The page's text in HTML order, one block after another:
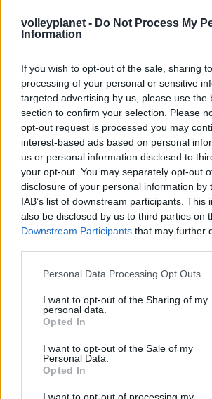
volleyplanet - Do Not Process My
Information
If you wish to opt-out of the sale, sharing
processing of your personal or sensitive
targeted advertising by us, please use the
section to confirm your selection. Please
opt-out request is processed you may
interest-based ads based on personal
us or personal information disclosed to
your opt-out. You may separately opt-out
disclosure of your personal information by
IAB’s list of downstream participants. This
also be disclosed by us to third parties on
Downstream Participants that may further
Please note that this website/app uses
not limited to your visit or usage behaviour.
grant or deny consent to Google and its
use your data for below specified
consent section.
Personal Data Processing Opt Outs
I want to opt-out of the Sharing of my
personal data.
Opted In
I want to opt-out of the Sale of my
Personal Data.
Opted In